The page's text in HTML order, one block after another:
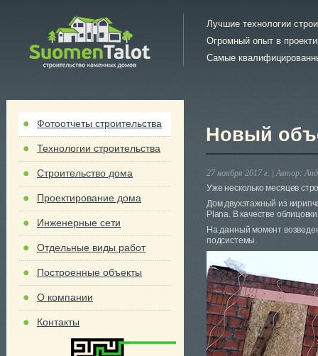
Лучшие технологии
Огромный опыт в
Самые
Фотоотчеты строительства
Технологии строительства
Строительство дома
Проектирование дома
Инженерные сети
Отдельные виды работ
Построенные объекты
О компании
Контакты
Новый
27 ноября 2017 г. | Автор:
Уже несколько месяцев
Дом двухэтажный из
Plana. В качестве
На данный момент
подсистемы.